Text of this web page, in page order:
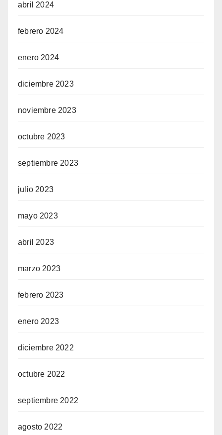
abril 2024
febrero 2024
enero 2024
diciembre 2023
noviembre 2023
octubre 2023
septiembre 2023
julio 2023
mayo 2023
abril 2023
marzo 2023
febrero 2023
enero 2023
diciembre 2022
octubre 2022
septiembre 2022
agosto 2022